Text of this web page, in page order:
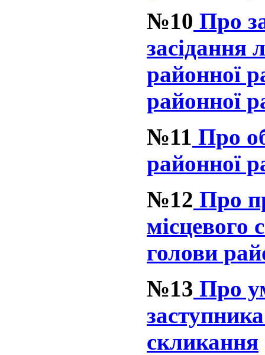
№10 Про
засідання
районної
районної
№11 Про
районної
№12 Про
місцевого
голови
№13 Про
скликання